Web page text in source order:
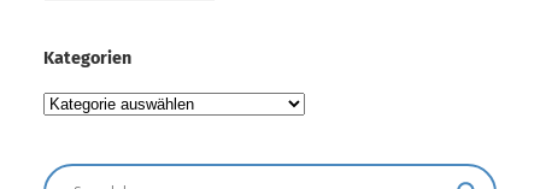
Kategorien
Kategorien